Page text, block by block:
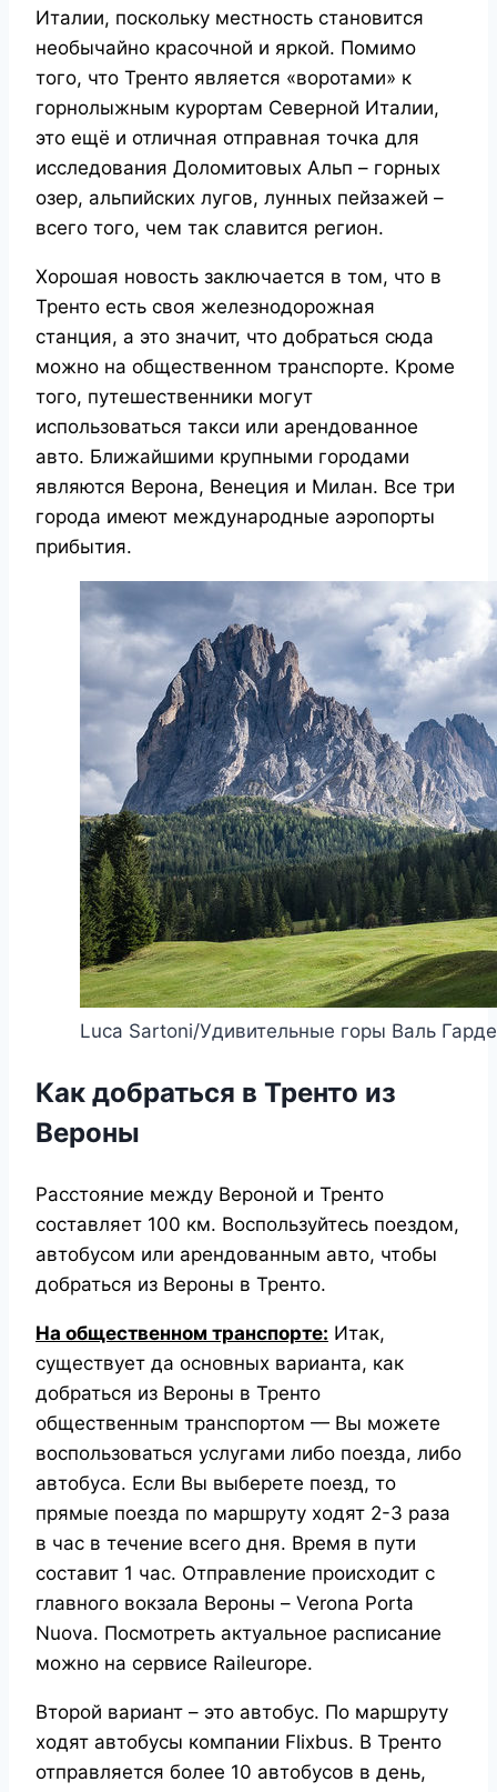
Италии, поскольку местность становится
необычайно красочной и яркой. Помимо
того, что Тренто является «воротами» к
горнолыжным курортам Северной Италии,
это ещё и отличная отправная точка для
исследования Доломитовых Альп – горных
озер, альпийских лугов, лунных пейзажей –
всего того, чем так славится регион.
Хорошая новость заключается в том, что в
Тренто есть своя железнодорожная
станция, а это значит, что добраться сюда
можно на общественном транспорте. Кроме
того, путешественники могут
использоваться такси или арендованное
авто. Ближайшими крупными городами
являются Верона, Венеция и Милан. Все три
города имеют международные аэропорты
прибытия.
Luca Sartoni/Удивительные горы Валь
Как добраться в Тренто из
Вероны
Расстояние между Вероной и Тренто
составляет 100 км. Воспользуйтесь поездом,
автобусом или арендованным авто, чтобы
добраться из Вероны в Тренто.
На общественном транспорте: Итак,
существует да основных варианта, как
добраться из Вероны в Тренто
общественным транспортом — Вы можете
воспользоваться услугами либо поезда, либо
автобуса. Если Вы выберете поезд, то
прямые поезда по маршруту ходят 2-3 раза
в час в течение всего дня. Время в пути
составит 1 час. Отправление происходит с
главного вокзала Вероны – Verona Porta
Nuova. Посмотреть актуальное расписание
можно на сервисе Raileurope.
Второй вариант – это автобус. По маршруту
ходят автобусы компании Flixbus. В Тренто
отправляется более 10 автобусов в день,